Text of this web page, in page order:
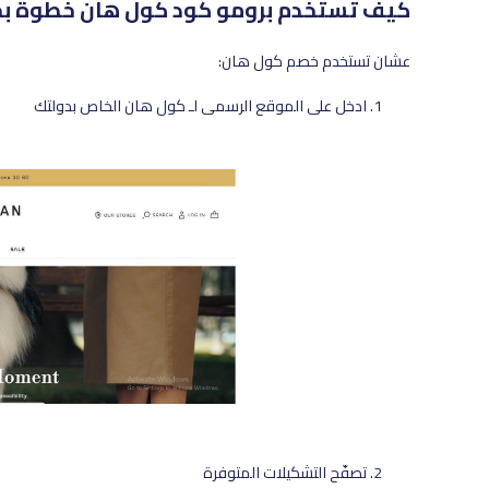
كيف تستخدم برومو كود كول هان خطوة
عشان تستخدم خصم كول هان:
ادخل على الموقع الرسمي لـ كول هان الخاص بدولتك
تصفّح التشكيلات المتوفرة